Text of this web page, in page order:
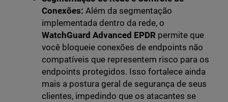
Conexões: Além da segmentação
implementada dentro da rede, o
WatchGuard Advanced EPDR permite que
você bloqueie conexões de endpoints não
compatíveis que representem risco para os
endpoints protegidos. Isso fortalece ainda
mais a postura geral de segurança de seus
clientes, impedindo que os atacantes se